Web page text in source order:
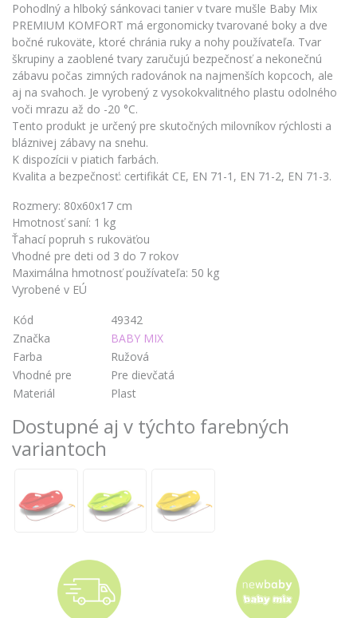
Pohodlný a hlboký sánkovaci tanier v tvare mušle Baby Mix
PREMIUM KOMFORT má ergonomicky tvarované boky a dve
bočné rukoväte, ktoré chránia ruky a nohy používateľa. Tvar
škrupiny a zaoblené tvary zaručujú bezpečnosť a nekonečnú
zábavu počas zimných radovánok na najmenších kopcoch, ale
aj na svahoch. Je vyrobený z vysokokvalitného plastu odolného
voči mrazu až do -20 °C.
Tento produkt je určený pre skutočných milovníkov rýchlosti a
bláznivej zábavy na snehu.
K dispozícii v piatich farbách.
Kvalita a bezpečnosť: certifikát CE, EN 71-1, EN 71-2, EN 71-3.
Rozmery: 80x60x17 cm
Hmotnosť saní: 1 kg
Ťahací popruh s rukoväťou
Vhodné pre deti od 3 do 7 rokov
Maximálna hmotnosť používateľa: 50 kg
Vyrobené v EÚ
Kód
49342
Značka
BABY MIX
Farba
Ružová
Vhodné pre
Pre dievčatá
Materiál
Plast
Dostupné aj v týchto farebných
variantoch